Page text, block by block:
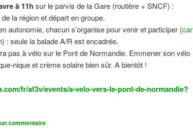
à 11h sur le parvis de la Gare (routière + SNCF) :
la région et départ en groupe.
autonomie, chacun s’organise pour venir et participer (car
: seule la balade A/R est encadrée.
pas à vélo sur le Pont de Normandie. Emmener son vélo
nique et crème solaire bien sûr. A bientôt !
fr/af3v/events/a-velo-vers-le-pont-de-normandie?
commentaire